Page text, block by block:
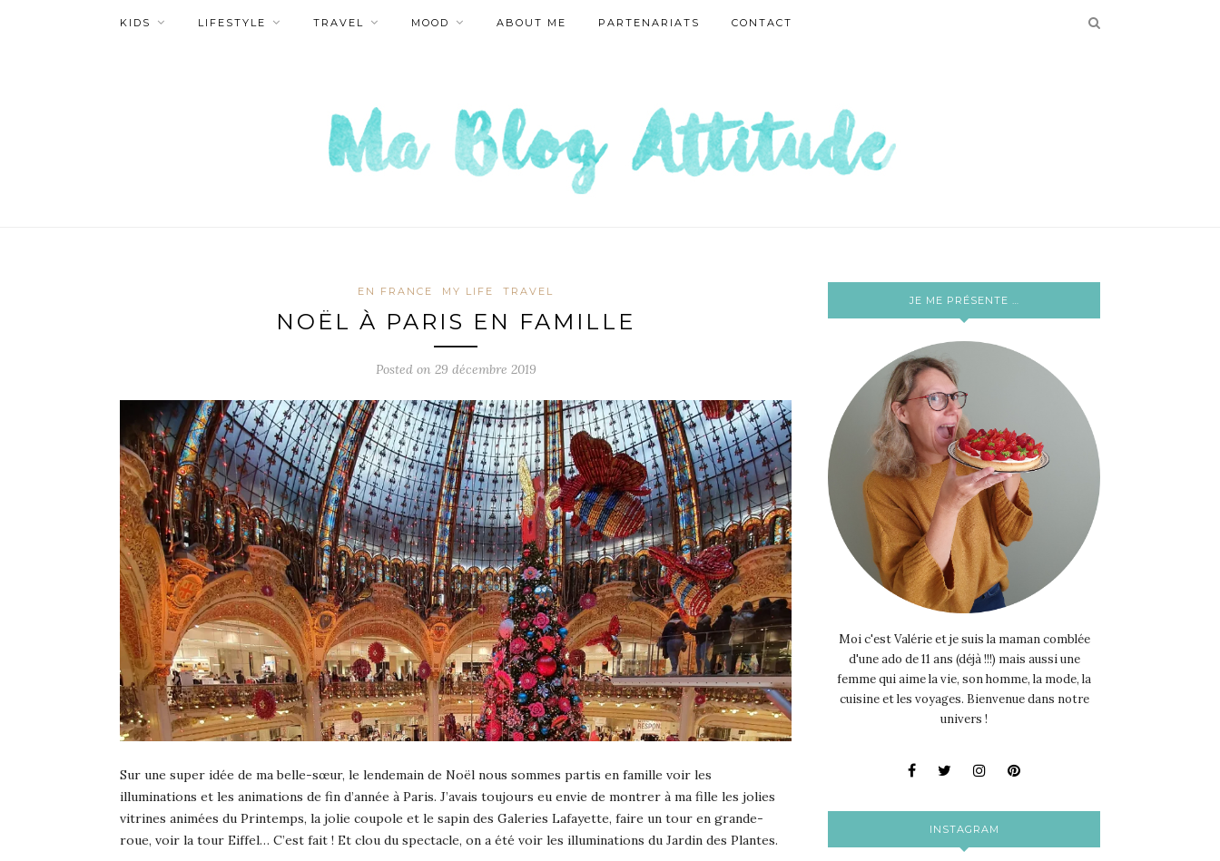
KIDS LIFESTYLE TRAVEL MOOD ABOUT ME PARTENARIATS CONTACT
EN FRANCE MY LIFE TRAVEL
NOËL À PARIS EN FAMILLE
Posted on 29 décembre 2019
Sur une super idée de ma belle-sœur, le lendemain de Noël nous sommes partis en famille voir les
illuminations et les animations de fin d’année à Paris. J’avais toujours eu envie de montrer à ma fille les jolies
vitrines animées du Printemps, la jolie coupole et le sapin des Galeries Lafayette, faire un tour en grande-
roue, voir la tour Eiffel… C’est fait ! Et clou du spectacle, on a été voir les illuminations du Jardin des Plantes.
JE ME PRÉSENTE …
Moi c'est Valérie et je suis la maman comblée
d'une ado de 11 ans (déjà !!!) mais aussi une
femme qui aime la vie, son homme, la mode, la
cuisine et les voyages. Bienvenue dans notre
univers !
INSTAGRAM